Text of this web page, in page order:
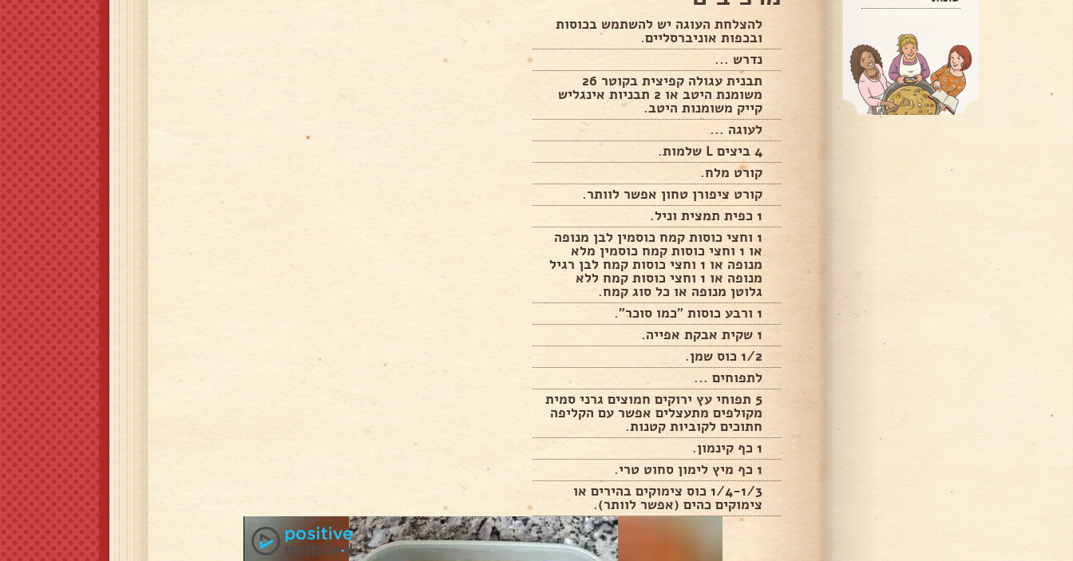
להצלחת העוגה יש להשתמש בכוסות
ובכפות אוניברסליים.
נדרש ...
תבנית עגולה קפיצית בקוטר 26
משומנת היטב או 2 תבניות אינגליש
קייק משומנות היטב.
לעוגה ...
4 ביצים L שלמות.
קורט מלח.
קורט ציפורן טחון אפשר לוותר.
1 כפית תמצית וניל.
1 וחצי כוסות קמח כוסמין לבן מנופה
או 1 וחצי כוסות קמח כוסמין מלא
מנופה או 1 וחצי כוסות קמח לבן רגיל
מנופה או 1 וחצי כוסות קמח ללא
גלוטן מנופה או כל סוג קמח.
1 ורבע כוסות "כמו סוכר".
1 שקית אבקת אפייה.
1/2 כוס שמן.
לתפוחים ...
5 תפוחי עץ ירוקים חמוצים גרני סמית
מקולפים מתעצלים אפשר עם הקליפה
חתוכים לקוביות קטנות.
1 כף קינמון.
1 כף מיץ לימון סחוט טרי.
1/4-1/3 כוס צימוקים בהירים או
צימוקים כהים (אפשר לוותר).